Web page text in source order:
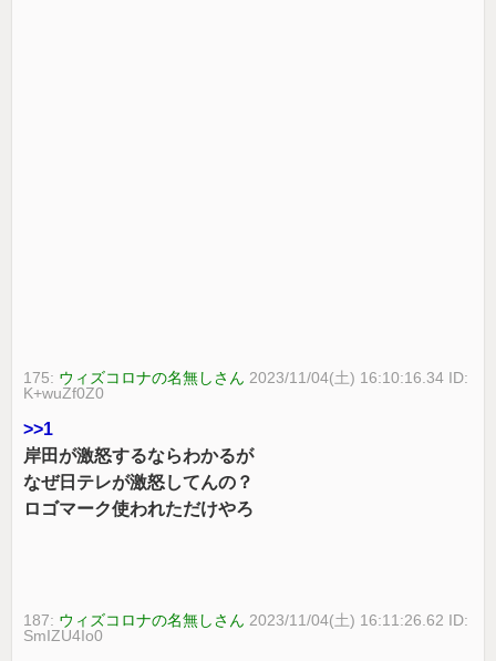
175: ウィズコロナの名無しさん 2023/11/04(土) 16:10:16.34 ID:
K+wuZf0Z0
>>1
岸田が激怒するならわかるが
なぜ日テレが激怒してんの？
ロゴマーク使われただけやろ
187: ウィズコロナの名無しさん 2023/11/04(土) 16:11:26.62 ID:
SmIZU4Io0